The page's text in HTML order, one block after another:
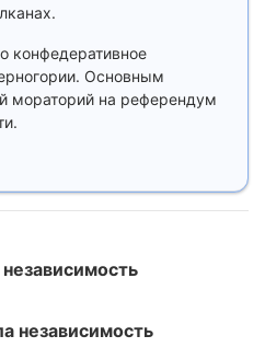
конфедеративное
Основным
мораторий на референдум
независимость